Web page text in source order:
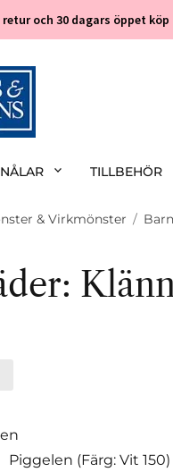
och 30 dagars öppet
TILLBEHÖR
& Virkmönster / Barn
Piggelen (Färg: Vit 150)